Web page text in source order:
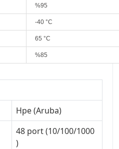
%95
-40 °C
65 °C
%85
Hpe (Aruba)
48 port (10/100/1000
)